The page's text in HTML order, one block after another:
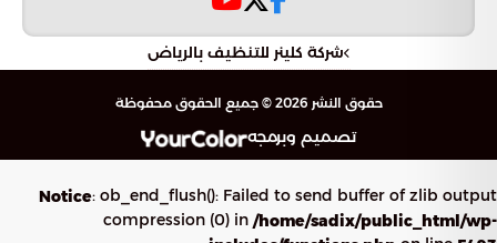
شركة كلينر للتنظيف بالرياض
حقوق النشر 2026 © جميع الحقوق محفوظة
تصميم وبرمجه
Notice: ob_end_flush(): Failed to send buffer of zlib output
compression (0) in /home/sadix/public_html/wp-